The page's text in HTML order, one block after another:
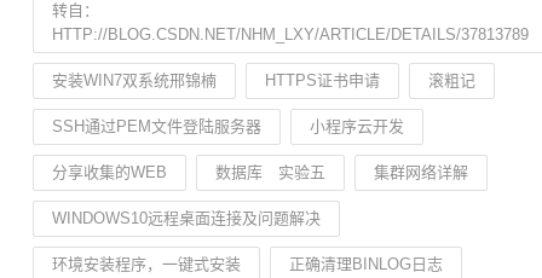
转自：
HTTP://BLOG.CSDN.NET/NHM_LXY/ARTICLE/DETAILS/37813789
安装WIN7双系统邢锦楠 HTTPS证书申请 滚粗记
SSH通过PEM文件登陆服务器 小程序云开发
分享收集的WEB 数据库 实验五 集群网络详解
WINDOWS10远程桌面连接及问题解决
环境安装程序，一键式安装 正确清理BINLOG日志